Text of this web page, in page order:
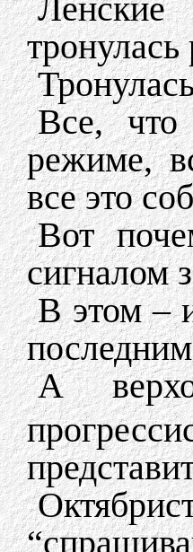
Все, что
режиме,
все это
Вот
сигналом
В этом –
А